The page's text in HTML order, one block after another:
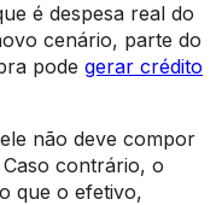
é despesa real do
cenário, parte do
pode gerar crédito
não deve compor
contrário, o
que o efetivo,